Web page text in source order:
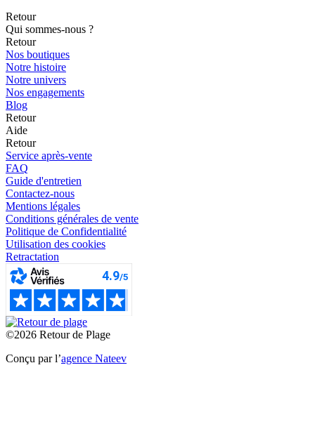
Retour
Qui sommes-nous ?
Retour
Nos boutiques
Notre histoire
Notre univers
Nos engagements
Blog
Retour
Aide
Retour
Service après-vente
FAQ
Guide d'entretien
Contactez-nous
Mentions légales
Conditions générales de vente
Politique de Confidentialité
Utilisation des cookies
Retractation
©2026 Retour de Plage
Conçu par l’agence Nateev